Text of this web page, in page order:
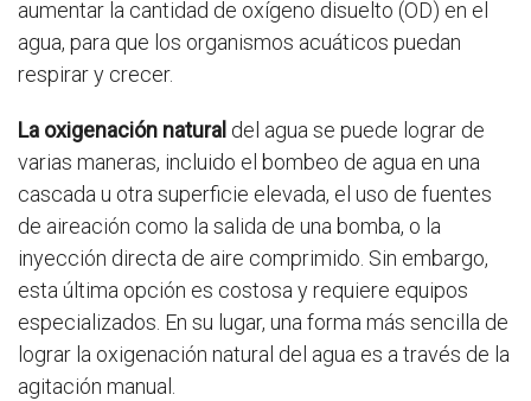
aumentar la cantidad de oxígeno disuelto (OD) en el
agua, para que los organismos acuáticos puedan
respirar y crecer.
La oxigenación natural del agua se puede lograr de
varias maneras, incluido el bombeo de agua en una
cascada u otra superficie elevada, el uso de fuentes
de aireación como la salida de una bomba, o la
inyección directa de aire comprimido. Sin embargo,
esta última opción es costosa y requiere equipos
especializados. En su lugar, una forma más sencilla de
lograr la oxigenación natural del agua es a través de la
agitación manual.